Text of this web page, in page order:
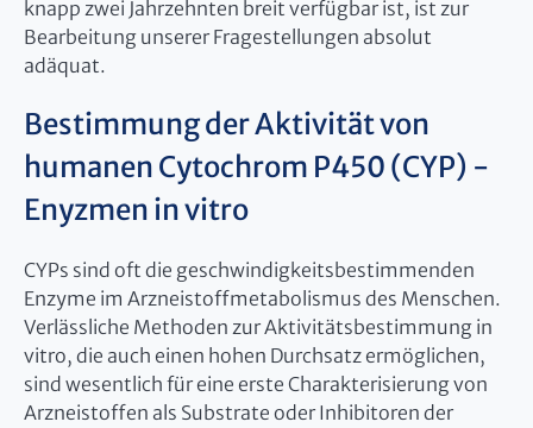
knapp zwei Jahrzehnten breit verfügbar ist, ist zur
Bearbeitung unserer Fragestellungen absolut
adäquat.
Bestimmung der Aktivität von
humanen Cytochrom P450 (CYP) -
Enyzmen in vitro
CYPs sind oft die geschwindigkeitsbestimmenden
Enzyme im Arzneistoffmetabolismus des Menschen.
Verlässliche Methoden zur Aktivitätsbestimmung in
vitro, die auch einen hohen Durchsatz ermöglichen,
sind wesentlich für eine erste Charakterisierung von
Arzneistoffen als Substrate oder Inhibitoren der